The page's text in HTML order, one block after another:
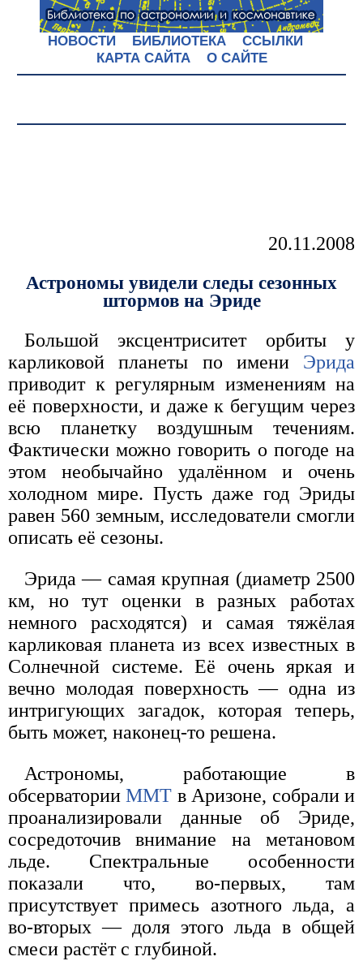
НОВОСТИ БИБЛИОТЕКА
ССЫЛКИ
КАРТА САЙТА
О САЙТЕ
20.11.2008
Астрономы увидели следы сезонных
штормов на Эриде
Большой эксцентриситет орбиты у
карликовой планеты по имени Эрида
приводит к регулярным изменениям на
её поверхности, и даже к бегущим через
всю планетку воздушным течениям.
Фактически можно говорить о погоде на
этом необычайно удалённом и очень
холодном мире. Пусть даже год Эриды
равен 560 земным, исследователи смогли
описать её сезоны.
Эрида — самая крупная (диаметр 2500
км, но тут оценки в разных работах
немного расходятся) и самая тяжёлая
карликовая планета из всех известных в
Солнечной системе. Её очень яркая и
вечно молодая поверхность — одна из
интригующих загадок, которая теперь,
быть может, наконец-то решена.
Астрономы, работающие в
обсерваторииMMT в Аризоне, собрали и
проанализировали данные об Эриде,
сосредоточив внимание на метановом
льде. Спектральные особенности
показали что, во-первых, там
присутствует примесь азотного льда, а
во-вторых — доля этого льда в общей
смеси растёт с глубиной.